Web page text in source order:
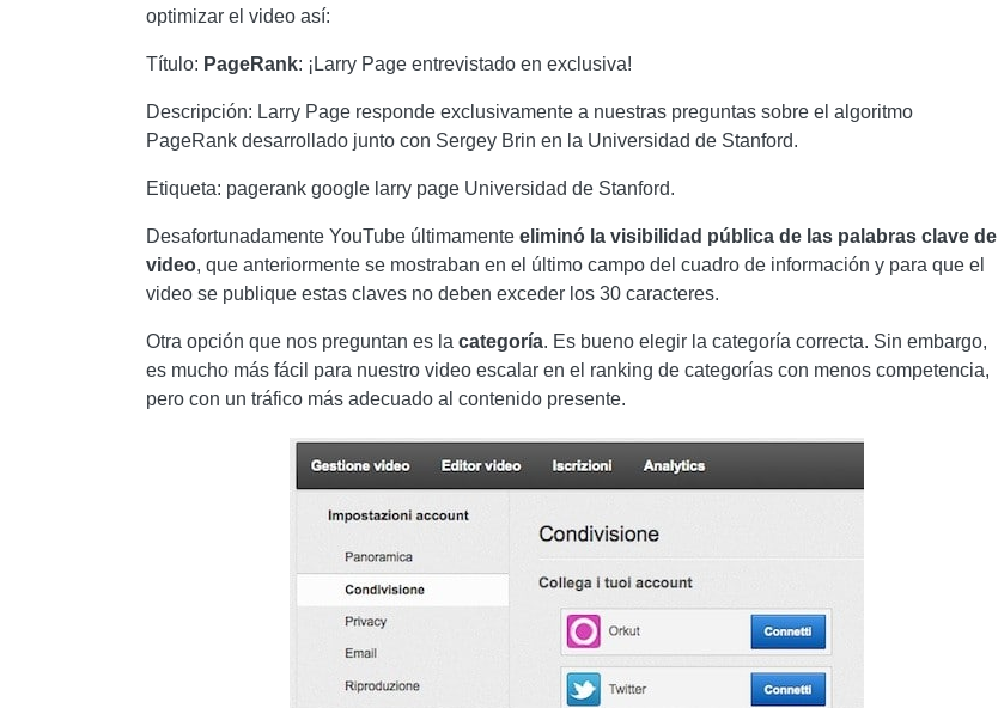
optimizar el video así:
Título: PageRank: ¡Larry Page entrevistado en exclusiva!
Descripción: Larry Page responde exclusivamente a nuestras preguntas sobre el algoritmo
PageRank desarrollado junto con Sergey Brin en la Universidad de Stanford.
Etiqueta: pagerank google larry page Universidad de Stanford.
Desafortunadamente YouTube últimamente eliminó la visibilidad pública de las palabras clave de
video, que anteriormente se mostraban en el último campo del cuadro de información y para que el
video se publique estas claves no deben exceder los 30 caracteres.
Otra opción que nos preguntan es la categoría. Es bueno elegir la categoría correcta. Sin embargo,
es mucho más fácil para nuestro video escalar en el ranking de categorías con menos competencia,
pero con un tráfico más adecuado al contenido presente.